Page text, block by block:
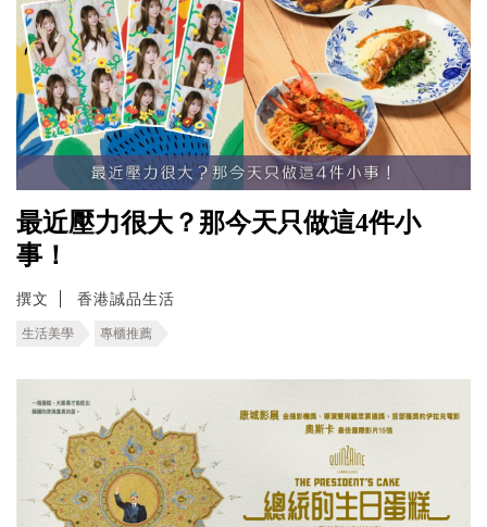
最近壓力很大？那今天只做這4件小
事！
撰文 香港誠品生活
生活美學 專櫃推薦